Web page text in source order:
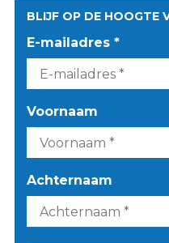
BLIJF OP DE HOOGTE
E-mailadres *
Voornaam
Achternaam